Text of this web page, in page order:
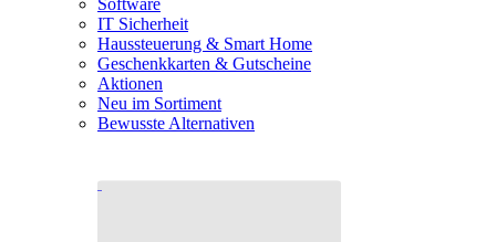
Software
IT Sicherheit
Haussteuerung & Smart Home
Geschenkkarten & Gutscheine
Aktionen
Neu im Sortiment
Bewusste Alternativen